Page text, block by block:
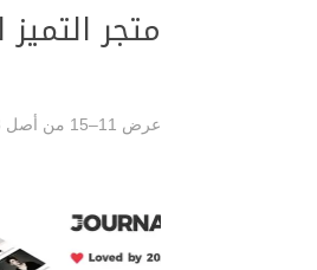
متجر
عرض 11–15 من أصل 23 نتيجة